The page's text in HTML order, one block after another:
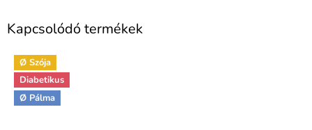
Kapcsolódó termékek
Ø Szója
Diabetikus
Ø Pálma